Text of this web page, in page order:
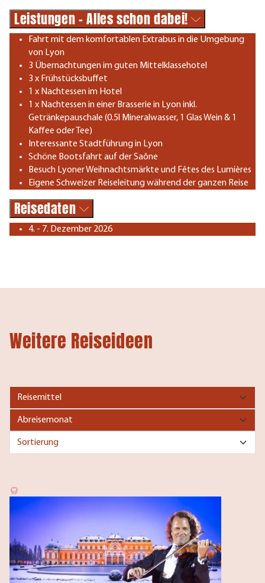
Leistungen - Alles schon dabei!
Fahrt mit dem komfortablen Extrabus in die Umgebung
von Lyon
3 Übernachtungen im guten Mittelklassehotel
3 x Frühstücksbuffet
1 x Nachtessen im Hotel
1 x Nachtessen in einer Brasserie in Lyon inkl.
Getränkepauschale (0.5l Mineralwasser, 1 Glas Wein & 1
Kaffee oder Tee)
Interessante Stadtführung in Lyon
Schöne Bootsfahrt auf der Saône
Besuch Lyoner Weihnachtsmärkte und Fêtes des Lumières
Eigene Schweizer Reiseleitung während der ganzen Reise
Reisedaten
4. - 7. Dezember 2026
Weitere Reiseideen